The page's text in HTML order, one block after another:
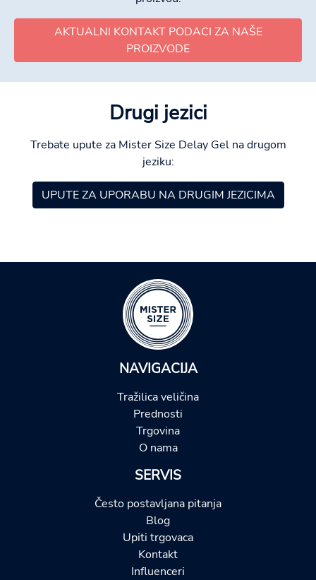
AKTUALNI KONTAKT PODACI ZA NAŠE
PROIZVODE
Drugi jezici
Trebate upute za Mister Size Delay Gel na drugom
jeziku:
UPUTE ZA UPORABU NA DRUGIM JEZICIMA
NAVIGACIJA
Tražilica veličina
Prednosti
Trgovina
O nama
SERVIS
Često postavljana pitanja
Blog
Upiti trgovaca
Kontakt
Influenceri